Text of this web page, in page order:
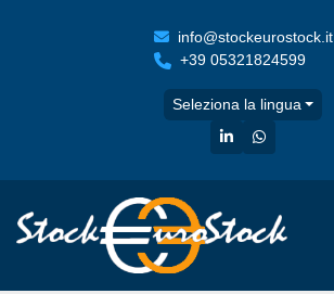
info@stockeurostock.it
+39 05321824599
Seleziona la lingua
linkedinwhatsapp